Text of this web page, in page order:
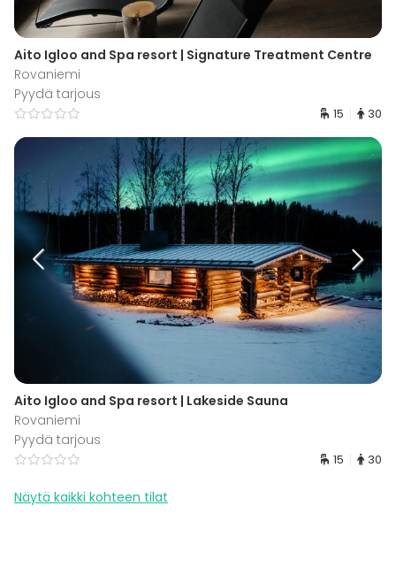
Aito Igloo and Spa resort | Signature Treatment Centre
Rovaniemi
Pyydä tarjous
15 30
Aito Igloo and Spa resort | Lakeside Sauna
Rovaniemi
Pyydä tarjous
15 30
Näytä kaikki kohteen tilat